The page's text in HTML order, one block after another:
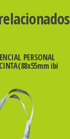
PERSONAL
ibi